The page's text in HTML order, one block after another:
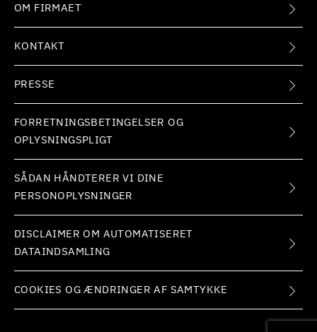
OM FIRMAET
KONTAKT
PRESSE
FORRETNINGSBETINGELSER OG
OPLYSNINGSPLIGT
SÅDAN HÅNDTERER VI DINE
PERSONOPLYSNINGER
DISCLAIMER OM AUTOMATISERET
DATAINDSAMLING
COOKIES OG ÆNDRINGER AF SAMTYKKE